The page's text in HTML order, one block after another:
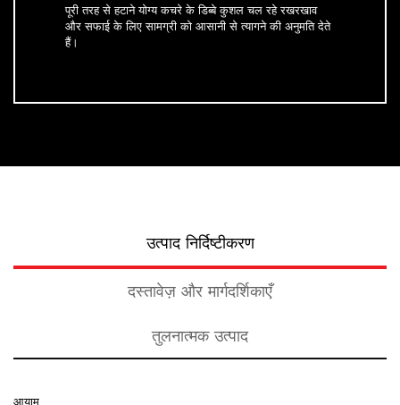
पूरी तरह से हटाने योग्य कचरे के डिब्बे कुशल चल रहे रखरखाव
और सफाई के लिए सामग्री को आसानी से त्यागने की अनुमति देते
हैं।
उत्पाद निर्दिष्टीकरण
दस्तावेज़ और मार्गदर्शिकाएँ
तुलनात्मक उत्पाद
आयाम